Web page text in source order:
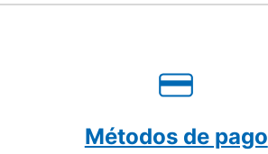
Métodos de pago